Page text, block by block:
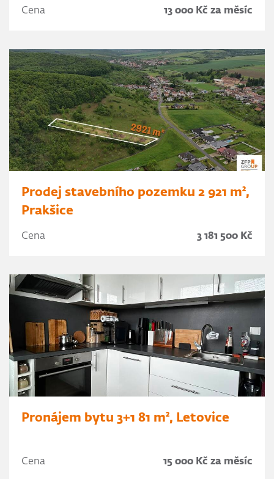
Cena 13 000 Kč za měsíc
Prodej stavebního pozemku 2 921 m²,
Prakšice
Cena 3 181 500 Kč
Pronájem bytu 3+1 81 m², Letovice
Cena 15 000 Kč za měsíc